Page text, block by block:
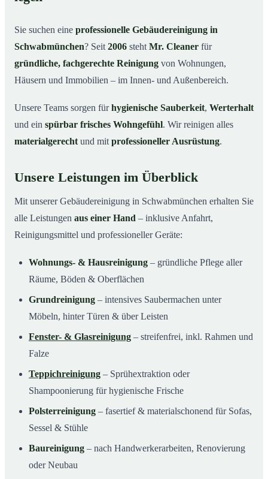
04So läuft die Gebäudereinigung ab
Typische Anlässe für eine Gebäudereinigung
Gebäudereinigung in Schwabmünchen – Profis im
Einsatz
Sie suchen eine professionelle Gebäudereinigung in
Schwabmünchen? Seit 2006 steht Mr. Cleaner für
gründliche, fachgerechte Reinigung von Wohnungen,
Häusern und Immobilien – im Innen- und Außenbereich.
Unsere Teams sorgen fürhygienische Sauberkeit, Werterhalt
und ein spürbar frisches Wohngefühl. Wir reinigen alles
materialgerecht und mit professioneller Ausrüstung.
Unsere Leistungen im Überblick
Mit unserer Gebäudereinigung in Schwabmünchen erhalten Sie
alle Leistungen aus einer Hand – inklusive Anfahrt,
Reinigungsmittel und professioneller Geräte:
Wohnungs- & Hausreinigung – gründliche Pflege aller
Räume, Böden & Oberflächen
Grundreinigung – intensives Saubermachen unter
Möbeln, hinter Türen & über Leisten
Fenster- & Glasreinigung – streifenfrei, inkl. Rahmen und
Falze
Teppichreinigung – Sprühextraktion oder
Shampoonierung für hygienische Frische
Polsterreinigung – fasertief & materialschonend für Sofas,
Sessel & Stühle
Baureinigung – nach Handwerkerarbeiten, Renovierung
oder Neubau